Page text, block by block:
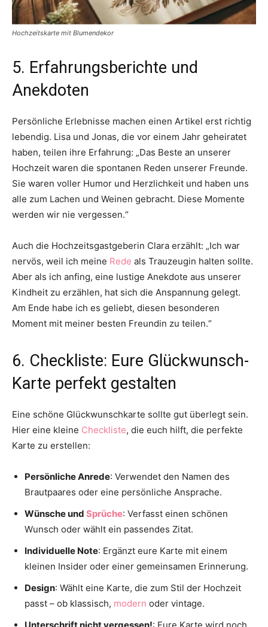
Hochzeitskarte mit Blumendekor
5. Erfahrungsberichte und
Anekdoten
Persönliche Erlebnisse machen einen Artikel erst richtig
lebendig. Lisa und Jonas, die vor einem Jahr geheiratet
haben, teilen ihre Erfahrung: „Das Beste an unserer
Hochzeit waren die spontanen Reden unserer Freunde.
Sie waren voller Humor und Herzlichkeit und haben uns
alle zum Lachen und Weinen gebracht. Diese Momente
werden wir nie vergessen.“
Auch die Hochzeitsgastgeberin Clara erzählt: „Ich war
nervös, weil ich meine Rede als Trauzeugin halten sollte.
Aber als ich anfing, eine lustige Anekdote aus unserer
Kindheit zu erzählen, hat sich die Anspannung gelegt.
Am Ende habe ich es geliebt, diesen besonderen
Moment mit meiner besten Freundin zu teilen.“
6. Checkliste: Eure Glückwunsch-
Karte perfekt gestalten
Eine schöne Glückwunschkarte sollte gut überlegt sein.
Hier eine kleine Checkliste, die euch hilft, die perfekte
Karte zu erstellen:
Persönliche Anrede: Verwendet den Namen des
Brautpaares oder eine persönliche Ansprache.
Wünsche und Sprüche: Verfasst einen schönen
Wunsch oder wählt ein passendes Zitat.
Individuelle Note: Ergänzt eure Karte mit einem
kleinen Insider oder einer gemeinsamen Erinnerung.
Design: Wählt eine Karte, die zum Stil der Hochzeit
passt – ob klassisch, modern oder vintage.